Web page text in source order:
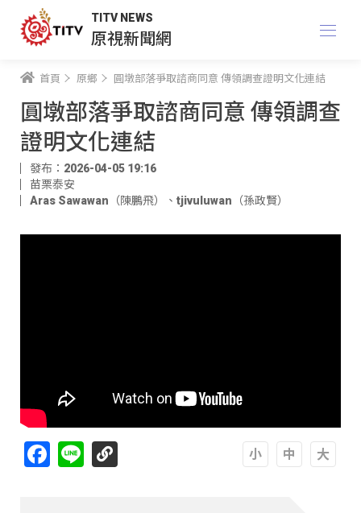
TITV NEWS
原視新聞網
首頁 原鄉 圓墩部落爭取諮商同意 傳領調查證明文化連結
圓墩部落爭取諮商同意 傳領調查
證明文化連結
發布：2026-04-05 19:16
苗栗泰安
Aras Sawawan（陳鵬飛）
、 tjivuluwan（孫政賢）
Facebook
Line